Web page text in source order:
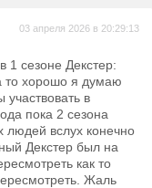
03 апреля 2026 в 20:29:13
1 сезоне Декстер:
то хорошо я думаю
участвовать в
пока 2 сезона
людей вслух конечно
Декстер был на
как то
Жаль